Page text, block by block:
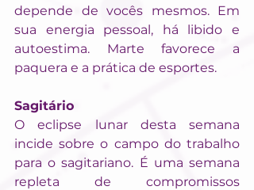
depende de vocês mesmos. Em
sua energia pessoal, há libido e
autoestima. Marte favorece a
paquera e a prática de esportes.
Sagitário
O eclipse lunar desta semana
incide sobre o campo do trabalho
para o sagitariano. É uma semana
repleta de compromissos